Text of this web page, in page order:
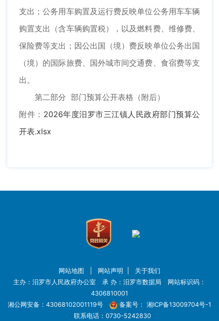
支出；公务用车购置及运行费反映单位公务用车车辆
购置支出（含车辆购置税），以及燃料费、维修费、
保险费等支出；因公出国（境）费反映单位公务出国
（境）的国际旅费、国外城市间交通费、食宿费等支
出。
第二部分 部门预算公开表格（附后）
附件： 2026年度汨罗市三江镇人民政府部门预算公
开表.xlsx
网站地图 网站声明
关于我们
主办：汨罗市人民政府办公室 承 办：汨罗市数据局 网站标识码：
4306810001
湘公网安备：43068102001119号
备案号： 湘ICP备13009704号-1
联系电话：0730-5242830